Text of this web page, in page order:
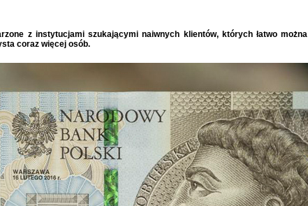
z instytucjami szukającymi naiwnych klientów, których łatwo można
coraz więcej osób.